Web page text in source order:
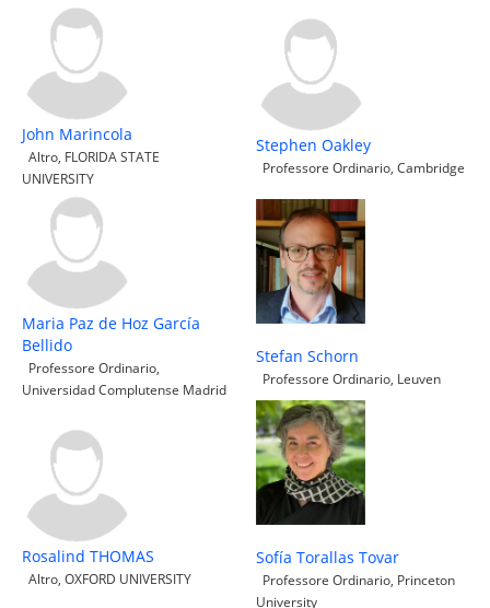
John Marincola
Altro, FLORIDA STATE
UNIVERSITY
Stephen Oakley
Professore Ordinario, Cambridge
Maria Paz de Hoz García
Bellido
Professore Ordinario,
Universidad Complutense Madrid
Stefan Schorn
Professore Ordinario, Leuven
Rosalind THOMAS
Altro, OXFORD UNIVERSITY
Sofía Torallas Tovar
Professore Ordinario, Princeton
University